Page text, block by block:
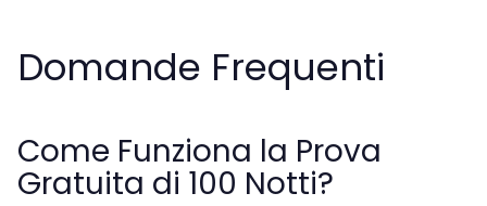
Domande Frequenti
Come Funziona la Prova
Gratuita di 100 Notti?